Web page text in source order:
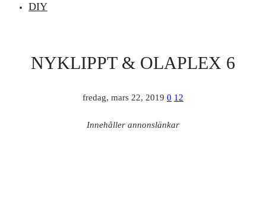
DIY
NYKLIPPT & OLAPLEX 6
fredag, mars 22, 2019 0 12
Innehåller annonslänkar